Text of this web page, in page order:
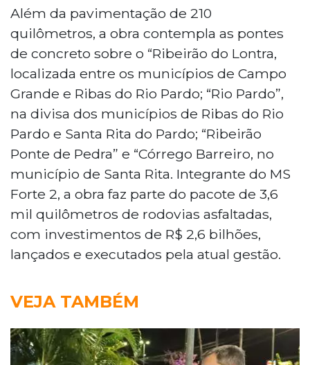
Além da pavimentação de 210
quilômetros, a obra contempla as pontes
de concreto sobre o “Ribeirão do Lontra,
localizada entre os municípios de Campo
Grande e Ribas do Rio Pardo; “Rio Pardo”,
na divisa dos municípios de Ribas do Rio
Pardo e Santa Rita do Pardo; “Ribeirão
Ponte de Pedra” e “Córrego Barreiro, no
município de Santa Rita. Integrante do MS
Forte 2, a obra faz parte do pacote de 3,6
mil quilômetros de rodovias asfaltadas,
com investimentos de R$ 2,6 bilhões,
lançados e executados pela atual gestão.
VEJA TAMBÉM